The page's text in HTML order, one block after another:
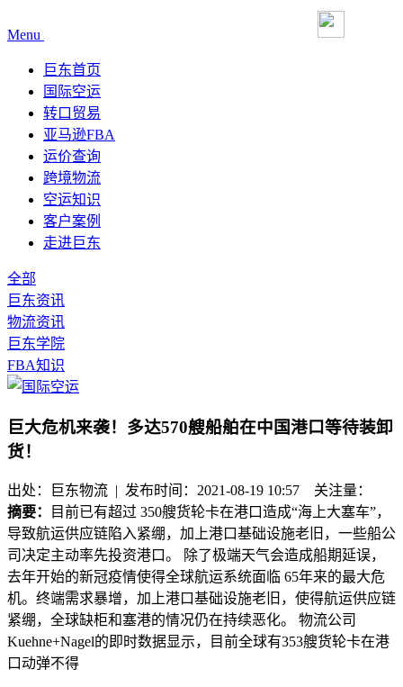
Menu
巨东首页
国际空运
转口贸易
亚马逊FBA
运价查询
跨境物流
空运知识
客户案例
走进巨东
全部
巨东资讯
物流资讯
巨东学院
FBA知识
巨大危机来袭！多达570艘船舶在中国港口等待装卸
货！
出处：巨东物流 | 发布时间：2021-08-19 10:57 关注量：
摘要：
目前已有超过 350艘货轮卡在港口造成“海上大塞车”，
导致航运供应链陷入紧绷，加上港口基础设施老旧，一些船公
司决定主动率先投资港口。 除了极端天气会造成船期延误，
去年开始的新冠疫情使得全球航运系统面临 65年来的最大危
机。终端需求暴增，加上港口基础设施老旧，使得航运供应链
紧绷，全球缺柜和塞港的情况仍在持续恶化。 物流公司
Kuehne+Nagel的即时数据显示，目前全球有353艘货轮卡在港
口动弹不得